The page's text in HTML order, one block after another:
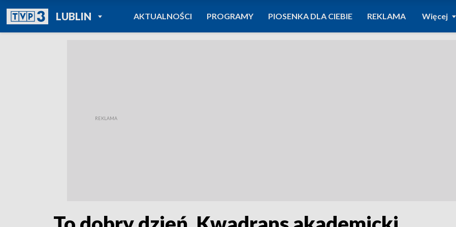
LUBLINPOWRÓT DO
TVP REGIONY
AKTUALNOŚCI PROGRAMY PIOSENKA DLA CIEBIE REKLAMA Więcej